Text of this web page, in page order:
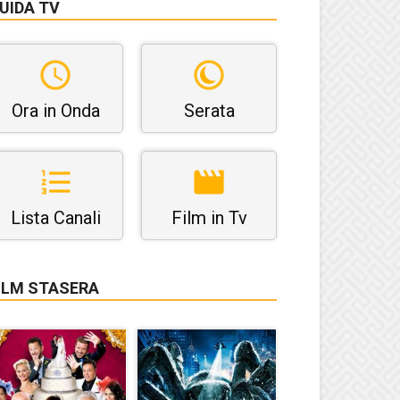
TV
Ora in Onda Serata
Lista Canali Film in Tv
STASERA